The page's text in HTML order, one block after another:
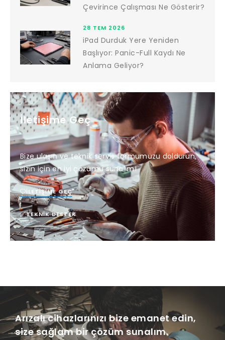
Çevirince Çalışması Ne Gösterir?
28 TEM 2026
iPad Durduk Yere Yeniden
Başlıyor: Panic-Full Kaydı Ne
Anlama Geliyor?
İletişime Geç
Bize ulaşın ve teknik servis formumuzu doldurun,
sizin için en iyi çözümü sunalım!
İLETIŞIME GEÇ
TEKNIK DESTEK
Arızalı cihazlarınızı bize emanet edin,
size sağlam bir çözüm sunalım.